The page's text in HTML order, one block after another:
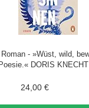
- »Wüst, wild,
Poesie.« DORIS
24,00 €